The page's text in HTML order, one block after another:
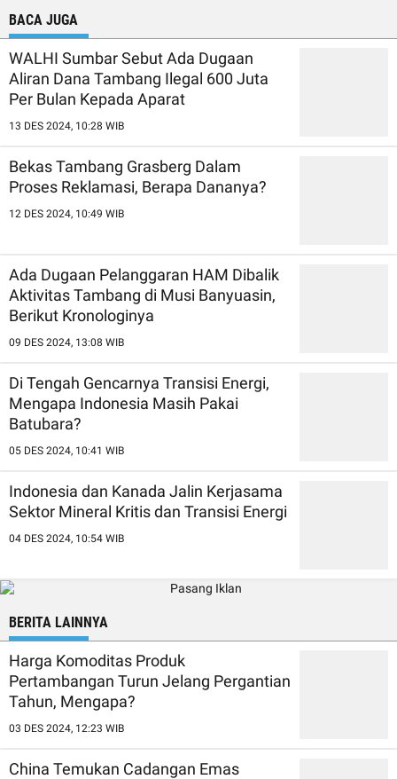
BACA JUGA
WALHI Sumbar Sebut Ada Dugaan
Aliran Dana Tambang Ilegal 600 Juta
Per Bulan Kepada Aparat
13 DES 2024, 10:28 WIB
Bekas Tambang Grasberg Dalam
Proses Reklamasi, Berapa Dananya?
12 DES 2024, 10:49 WIB
Ada Dugaan Pelanggaran HAM Dibalik
Aktivitas Tambang di Musi Banyuasin,
Berikut Kronologinya
09 DES 2024, 13:08 WIB
Di Tengah Gencarnya Transisi Energi,
Mengapa Indonesia Masih Pakai
Batubara?
05 DES 2024, 10:41 WIB
Indonesia dan Kanada Jalin Kerjasama
Sektor Mineral Kritis dan Transisi Energi
04 DES 2024, 10:54 WIB
BERITA LAINNYA
Harga Komoditas Produk
Pertambangan Turun Jelang Pergantian
Tahun, Mengapa?
03 DES 2024, 12:23 WIB
China Temukan Cadangan Emas